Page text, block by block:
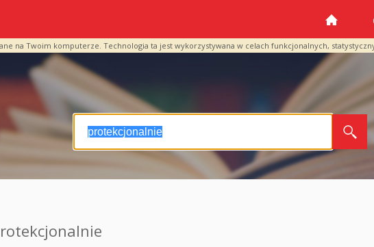
na Twoim komputerze. Technologia ta jest wykorzystywana w celach funkcjonalnych,